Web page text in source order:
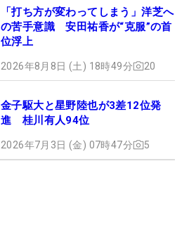
「打ち方が変わってしまう」洋芝へ
の苦手意識 安田祐香が“克服”の首
位浮上
2026年8月8日 (土) 18時49分 20
金子駆大と星野陸也が3差12位発
進 桂川有人94位
2026年7月3日 (金) 07時47分 5